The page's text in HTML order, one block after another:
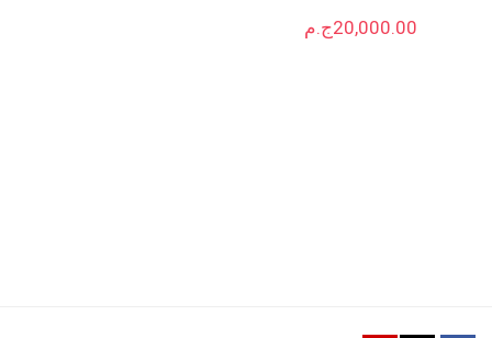
ج.م20,000.00